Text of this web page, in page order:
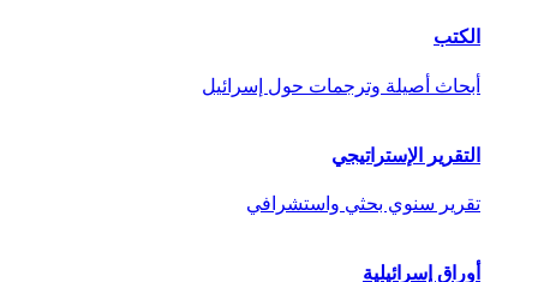
الكتب
أبحاث أصيلة وترجمات حول إسرائيل
التقرير الإستراتيجي
تقرير سنوي بحثي واستشرافي
أوراق إسرائيلية